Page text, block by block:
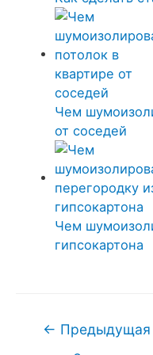
Чем
от соседей
Чем
гипсокартона
Навигация
← Предыдущая